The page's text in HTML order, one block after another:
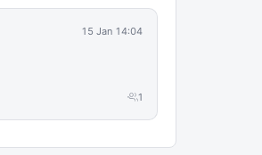
15 Jan 14:04
1